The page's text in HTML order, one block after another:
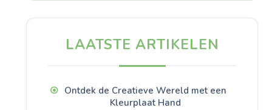
LAATSTE ARTIKELEN
Ontdek de Creatieve Wereld met een
Kleurplaat Hand